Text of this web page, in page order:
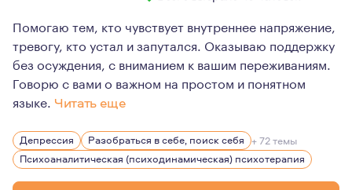
Помогаю тем, кто чувствует внутреннее напряжение,
тревогу, кто устал и запутался. Оказываю поддержку
без осуждения, с вниманием к вашим переживаниям.
Говорю с вами о важном на простом и понятном
языке. Читать еще
Более 11 лет личной терапии.
5 лет практики консультирования.
Образование: Магистр психологии (диплом с
Депрессия Разобраться в себе, поиск себя + 72 темы
Психоаналитическая (психодинамическая) психотерапия